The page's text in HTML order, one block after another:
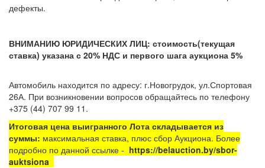
дефекты.
ВНИМАНИЮ ЮРИДИЧЕСКИХ ЛИЦ: стоимость(текущая
ставка) указана с 20% НДС и первого шага аукциона 5%
Автомобиль находится по адресу: г.Новогрудок, ул.Спортовая
26А. При возникновении вопросов обращайтесь по телефону
+375 (44) 707 99 11.
Итоговая цена выигранного Лота складывается из
суммы: максимальная ставка, плюс сбор Аукциона. Более
подробно по данной ссылке - https://belauction.by/sbor-
auktsiona